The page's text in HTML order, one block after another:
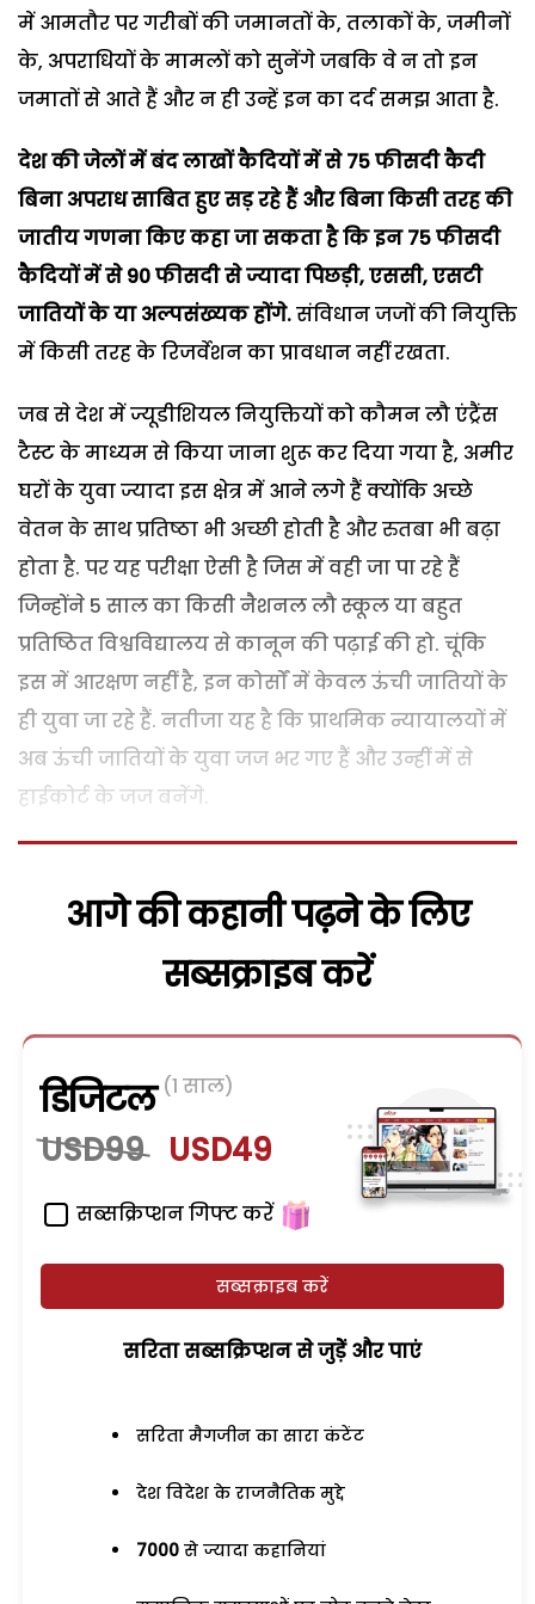
में आमतौर पर गरीबों की जमानतों के, तलाकों के, जमीनों
के, अपराधियों के मामलों को सुनेंगे जबकि वे न तो इन
जमातों से आते हैं और न ही उन्हें इन का दर्द समझ आता है.
देश की जेलों में बंद लाखों कैदियों में से 75 फीसदी कैदी
बिना अपराध साबित हुए सड़ रहे हैं और बिना किसी तरह की
जातीय गणना किए कहा जा सकता है कि इन 75 फीसदी
कैदियों में से 90 फीसदी से ज्यादा पिछड़ी, एससी, एसटी
जातियों के या अल्पसंख्यक होंगे.संविधान जजों की नियुक्ति
में किसी तरह के रिजर्वेशन का प्रावधान नहीं रखता.
जब से देश में ज्यूडीशियल नियुक्तियों को कौमन लौ एंट्रैंस
टैस्ट के माध्यम से किया जाना शुरू कर दिया गया है, अमीर
घरों के युवा ज्यादा इस क्षेत्र में आने लगे हैं क्योंकि अच्छे
वेतन के साथ प्रतिष्ठा भी अच्छी होती है और रुतबा भी बढ़ा
होता है. पर यह परीक्षा ऐसी है जिस में वही जा पा रहे हैं
जिन्होंने 5 साल का किसी नैशनल लौ स्कूल या बहुत
प्रतिष्ठित विश्वविद्यालय से कानून की पढ़ाई की हो. चूंकि
इस में आरक्षण नहीं है, इन कोर्सों में केवल ऊंची जातियों के
ही युवा जा रहे हैं. नतीजा यह है कि प्राथमिक न्यायालयों में
अब ऊंची जातियों के युवा जज भर गए हैं और उन्हीं में से
हाईकोर्ट के जज बनेंगे.
आगे की कहानी पढ़ने के लिए
सब्सक्राइब करें
डिजिटल (1 साल)
USD99 USD49
सब्सक्रिप्शन गिफ्ट करें
सब्सक्राइब करें
सरिता सब्सक्रिप्शन से जुड़ेें और पाएं
सरिता मैगजीन का सारा कंटेंट
देश विदेश के राजनैतिक मुद्दे
7000 से ज्यादा कहानियां